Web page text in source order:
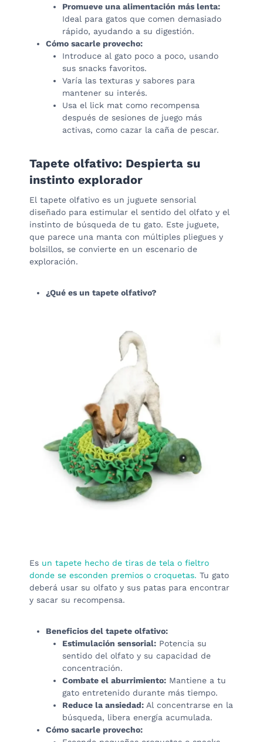
Promueve una alimentación más lenta:
Ideal para gatos que comen demasiado
rápido, ayudando a su digestión.
Cómo sacarle provecho:
Introduce al gato poco a poco, usando
sus snacks favoritos.
Varía las texturas y sabores para
mantener su interés.
Usa el lick mat como recompensa
después de sesiones de juego más
activas, como cazar la caña de pescar.
Tapete olfativo: Despierta su
instinto explorador
El tapete olfativo es un juguete sensorial
diseñado para estimular el sentido del olfato y el
instinto de búsqueda de tu gato. Este juguete,
que parece una manta con múltiples pliegues y
bolsillos, se convierte en un escenario de
exploración.
¿Qué es un tapete olfativo?
Es un tapete hecho de tiras de tela o fieltro
donde se esconden premios o croquetas. Tu gato
deberá usar su olfato y sus patas para encontrar
y sacar su recompensa.
Beneficios del tapete olfativo:
Estimulación sensorial: Potencia su
sentido del olfato y su capacidad de
concentración.
Combate el aburrimiento: Mantiene a tu
gato entretenido durante más tiempo.
Reduce la ansiedad: Al concentrarse en la
búsqueda, libera energía acumulada.
Cómo sacarle provecho: